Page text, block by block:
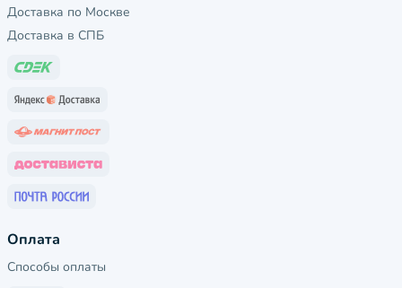
Доставка по Москве
Доставка в СПБ
Оплата
Способы оплаты